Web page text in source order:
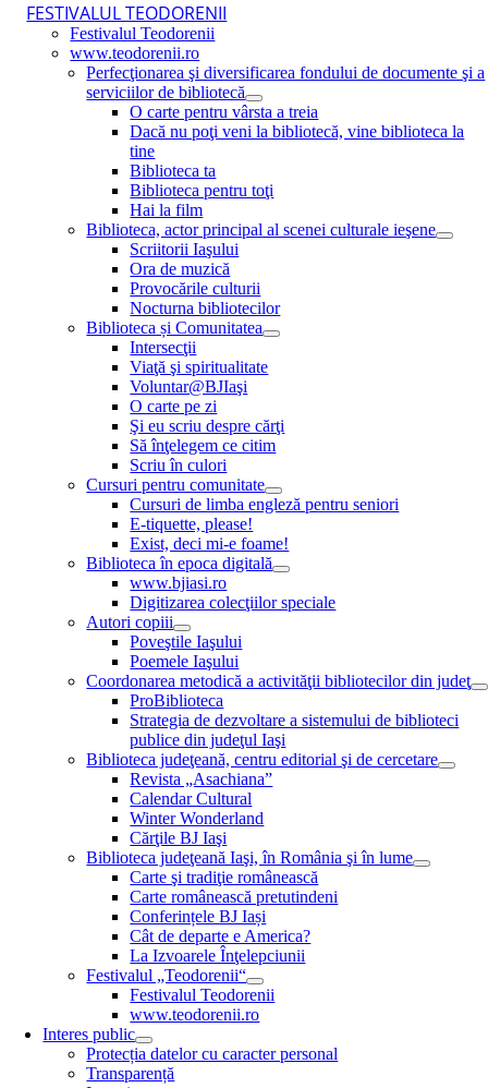
FESTIVALUL TEODORENII
Festivalul Teodorenii
www.teodorenii.ro
Perfecţionarea şi diversificarea fondului de documente şi a
serviciilor de bibliotecă
O carte pentru vârsta a treia
Dacă nu poţi veni la bibliotecă, vine biblioteca la
tine
Biblioteca ta
Biblioteca pentru toţi
Hai la film
Biblioteca, actor principal al scenei culturale ieşene
Scriitorii Iaşului
Ora de muzică
Provocările culturii
Nocturna bibliotecilor
Biblioteca și Comunitatea
Intersecţii
Viaţă şi spiritualitate
Voluntar@BJIaşi
O carte pe zi
Şi eu scriu despre cărţi
Să înţelegem ce citim
Scriu în culori
Cursuri pentru comunitate
Cursuri de limba engleză pentru seniori
E-tiquette, please!
Exist, deci mi-e foame!
Biblioteca în epoca digitală
www.bjiasi.ro
Digitizarea colecţiilor speciale
Autori copiii
Poveştile Iaşului
Poemele Iaşului
Coordonarea metodică a activităţii bibliotecilor din judeţ
ProBiblioteca
Strategia de dezvoltare a sistemului de biblioteci
publice din judeţul Iaşi
Biblioteca judeţeană, centru editorial şi de cercetare
Revista „Asachiana”
Calendar Cultural
Winter Wonderland
Cărţile BJ Iaşi
Biblioteca judeţeană Iaşi, în România şi în lume
Carte şi tradiţie românească
Carte românească pretutindeni
Conferințele BJ Iași
Cât de departe e America?
La Izvoarele Înţelepciunii
Festivalul „Teodorenii“
Festivalul Teodorenii
www.teodorenii.ro
Interes public
Protecția datelor cu caracter personal
Transparență